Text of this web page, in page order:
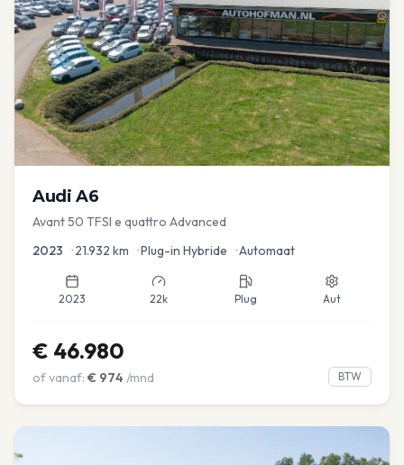
Audi A6
Avant 50 TFSI e quattro Advanced
2023 •21.932 km •Plug-in Hybride •Automaat
2023 22k Plug Aut
€ 46.980
of vanaf: € 974 /mnd BTW